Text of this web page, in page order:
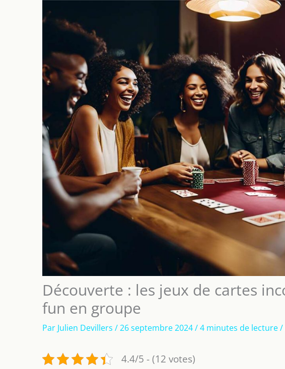
Découverte : les jeux de cartes
fun en groupe
Par Julien Devillers /26 septembre 2024/4 minutes de lecture/
4.4/5 - (12 votes)